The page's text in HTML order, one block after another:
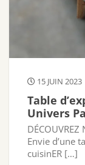
15 JUIN 2023
Table
Univers
DÉCOUVREZ
Envie d’une
cuisinER […]